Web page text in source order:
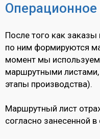
После того как
по ним формируются
момент мы используем
маршрутными листами,
этапы производства).
Маршрутный лист
согласно занесенной